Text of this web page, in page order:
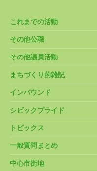
これまでの活動
その他公職
その他議員活動
まちづくり的雑記
インバウンド
シビックプライド
トピックス
一般質問まとめ
中心市街地